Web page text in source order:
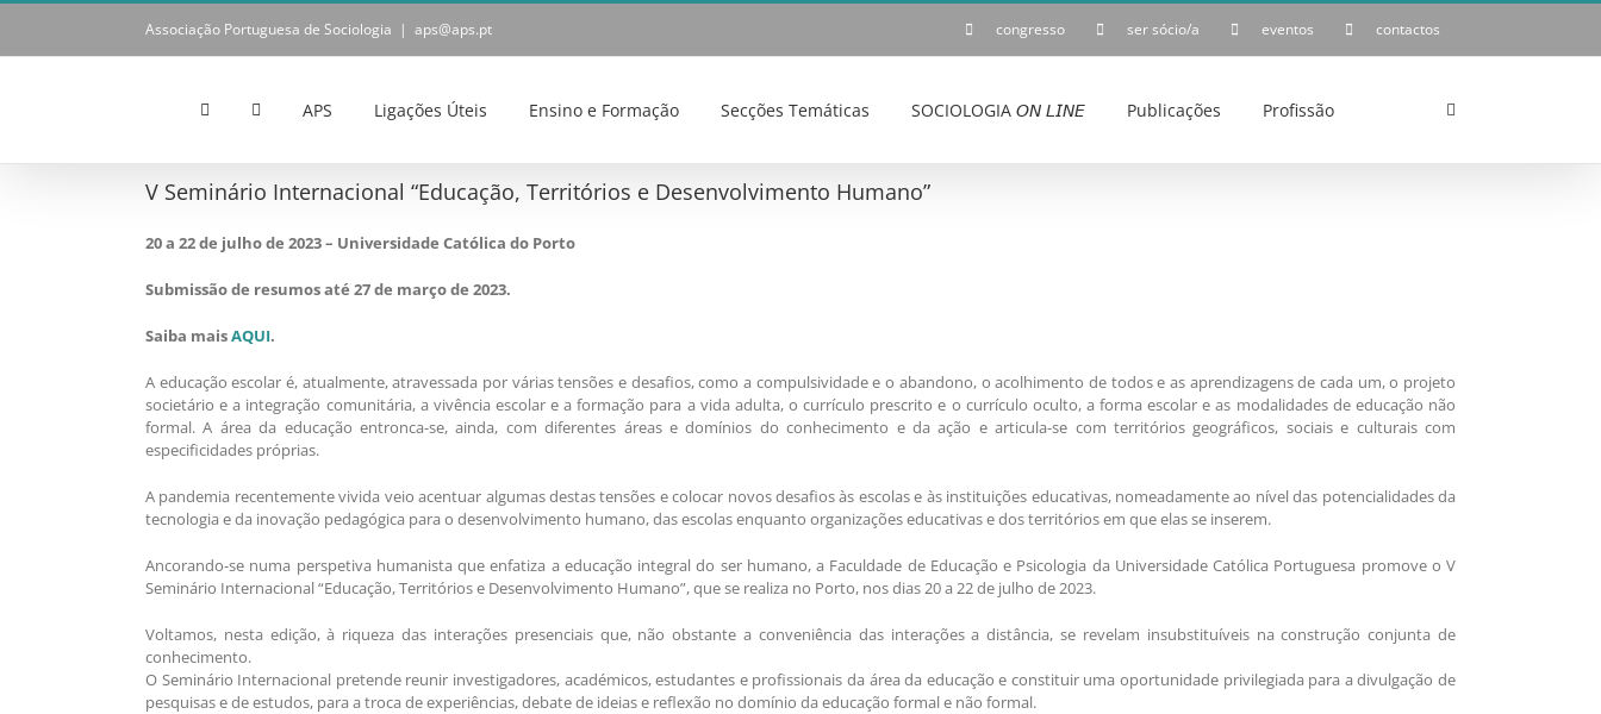
Skip
content
Associação Portuguesa de Sociologia | aps@aps.pt congresso ser sócio/a eventos contactos
APS Ligações Úteis Ensino e Formação Secções Temáticas SOCIOLOGIA 𝘖𝘕 𝘓𝘐𝘕𝘌 Publicações Profissão
V Seminário Internacional “Educação, Territórios e Desenvolvimento Humano”
20 a 22 de julho de 2023 – Universidade Católica do Porto
Submissão de resumos até 27 de março de 2023.
Saiba maisAQUI.
A educação escolar é, atualmente, atravessada por várias tensões e desafios, como a compulsividade e o abandono, o acolhimento de todos e as aprendizagens de cada um, o projeto
societário e a integração comunitária, a vivência escolar e a formação para a vida adulta, o currículo prescrito e o currículo oculto, a forma escolar e as modalidades de educação não
formal. A área da educação entronca-se, ainda, com diferentes áreas e domínios do conhecimento e da ação e articula-se com territórios geográficos, sociais e culturais com
especificidades próprias.
A pandemia recentemente vivida veio acentuar algumas destas tensões e colocar novos desafios às escolas e às instituições educativas, nomeadamente ao nível das potencialidades da
tecnologia e da inovação pedagógica para o desenvolvimento humano, das escolas enquanto organizações educativas e dos territórios em que elas se inserem.
Ancorando-se numa perspetiva humanista que enfatiza a educação integral do ser humano, a Faculdade de Educação e Psicologia da Universidade Católica Portuguesa promove o V
Seminário Internacional “Educação, Territórios e Desenvolvimento Humano”, que se realiza no Porto, nos dias 20 a 22 de julho de 2023.
Voltamos, nesta edição, à riqueza das interações presenciais que, não obstante a conveniência das interações a distância, se revelam insubstituíveis na construção conjunta de
conhecimento.
O Seminário Internacional pretende reunir investigadores, académicos, estudantes e profissionais da área da educação e constituir uma oportunidade privilegiada para a divulgação de
pesquisas e de estudos, para a troca de experiências, debate de ideias e reflexão no domínio da educação formal e não formal.